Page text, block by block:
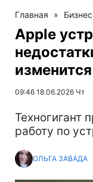
Главная » Бизнес
Apple
09:46 18.06.2026 Чт
Техногигант
работу по
ОЛЬГА ЗАВАДА